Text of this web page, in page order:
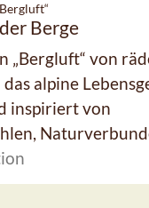
Berge
„Bergluft“ von
alpine
inspiriert von